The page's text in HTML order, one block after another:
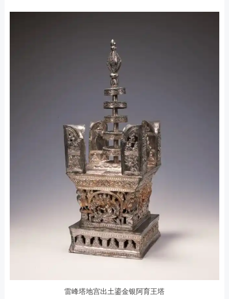
雷峰塔地宫出土鎏金银阿育王塔